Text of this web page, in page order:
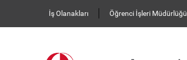
İş Olanakları
Öğrenci İşleri Müdürlüğü